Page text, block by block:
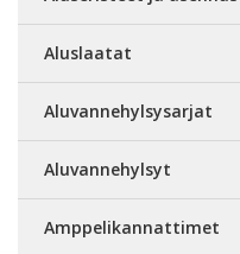
Aluslaatat
Aluvannehylsysarjat
Aluvannehylsyt
Amppelikannattimet